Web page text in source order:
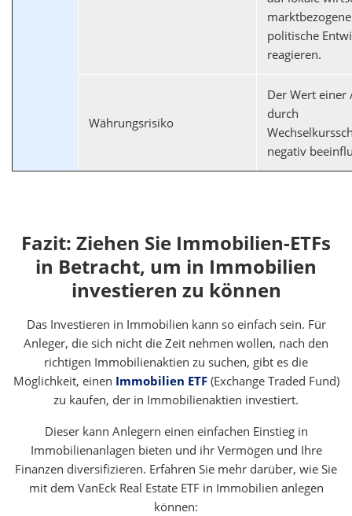
politische
reagieren.
Währungsrisiko
Der Wert einer
durch
negativ
Fazit: Ziehen Sie Immobilien-ETFs
in Betracht, um in Immobilien
investieren zu können
Das Investieren in Immobilien kann so einfach sein. Für
Anleger, die sich nicht die Zeit nehmen wollen, nach den
richtigen Immobilienaktien zu suchen, gibt es die
Möglichkeit, einen Immobilien ETF(Exchange Traded Fund)
zu kaufen, der in Immobilienaktien investiert.
Dieser kann Anlegern einen einfachen Einstieg in
Immobilienanlagen bieten und ihr Vermögen und Ihre
Finanzen diversifizieren. Erfahren Sie mehr darüber, wie Sie
mit dem VanEck Real Estate ETF in Immobilien anlegen
können: